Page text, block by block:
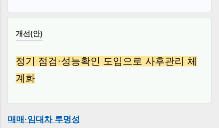
개선(안)
정기 점검·성능확인 도입으로 사후관리 체
계화
매매·임대차 투명성